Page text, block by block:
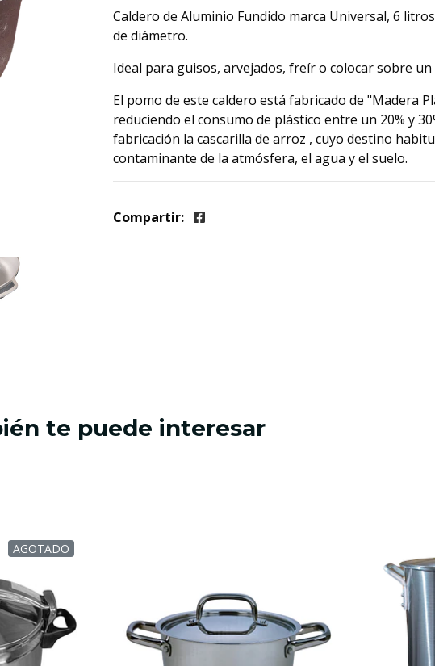
Caldero de Aluminio Fundido marca Universal, 6
de diámetro.
Ideal para guisos, arvejados, freír o colocar sobre
El pomo de este caldero está fabricado de "Madera
reduciendo el consumo de plástico entre un 20% y
fabricación la cascarilla de arroz , cuyo destino
contaminante de la atmósfera, el agua y el suelo.
Compartir:
te puede interesar
AGOTADO